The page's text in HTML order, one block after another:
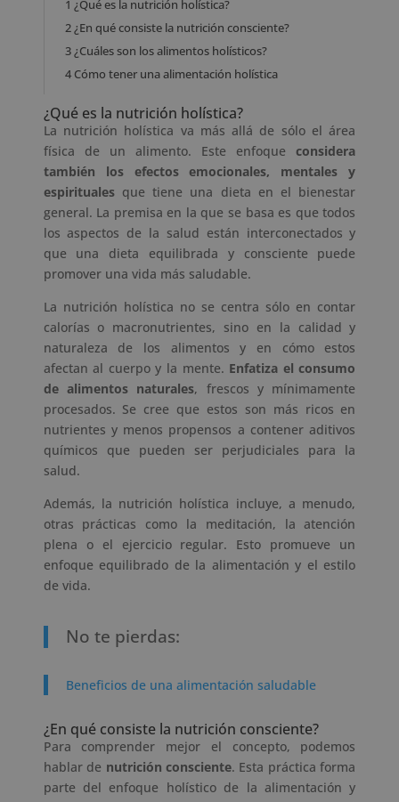
1 ¿Qué es la nutrición holística?
2¿En qué consiste la nutrición consciente?
3¿Cuáles son los alimentos holísticos?
4Cómo tener una alimentación holística
¿Qué es la nutrición holística?
La nutrición holística va más allá de sólo el área
física de un alimento. Este enfoqueconsidera
también los efectos emocionales, mentales y
espiritualesque tiene una dieta en el bienestar
general. La premisa en la que se basa es que todos
los aspectos de la salud están interconectados y
que una dieta equilibrada y consciente puede
promover una vida más saludable.
La nutrición holística no se centra sólo en contar
calorías o macronutrientes, sino en la calidad y
naturaleza de los alimentos y en cómo estos
afectan al cuerpo y la mente. Enfatiza el consumo
de alimentos naturales, frescos y mínimamente
procesados. Se cree que estos son más ricos en
nutrientes y menos propensos a contener aditivos
químicos que pueden ser perjudiciales para la
salud.
Además, la nutrición holística incluye, a menudo,
otras prácticas como la meditación, la atención
plena o el ejercicio regular. Esto promueve un
enfoque equilibrado de la alimentación y el estilo
de vida.
No te pierdas:
Beneficios de una alimentación saludable
¿En qué consiste la nutrición consciente?
Para comprender mejor el concepto, podemos
hablar de nutrición consciente. Esta práctica forma
parte del enfoque holístico de la alimentación y